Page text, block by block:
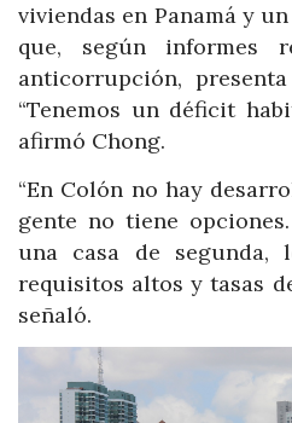
viviendas en Panamá y
que, según informes
anticorrupción,
“Tenemos un déficit
afirmó Chong.
“En Colón no hay
gente no tiene
una casa de segunda,
requisitos altos y tasas
señaló.